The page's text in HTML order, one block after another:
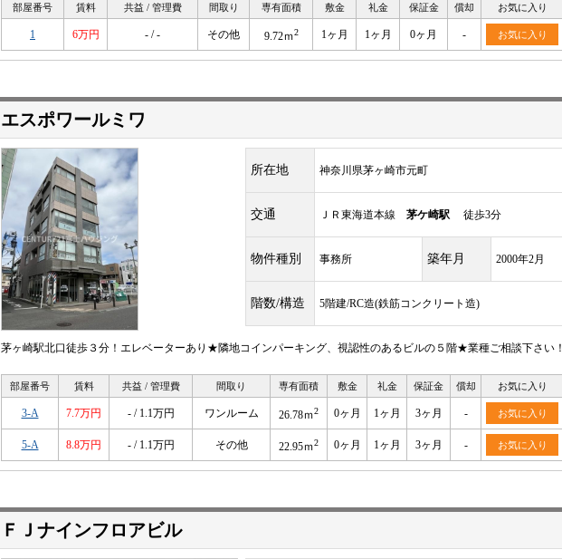
部屋番号 賃料 共益 / 管理費 間取り 専有面積 敷金 礼金 保証金 償却 お気に入り
1 6万円 - / - その他 9.72ｍ2 1ヶ月 1ヶ月 0ヶ月 - お気に入り
エスポワールミワ
所在地 神奈川県茅ヶ崎市元町
交通 ＪＲ東海道本線 茅ケ崎駅 徒歩3分
物件種別 事務所 築年月 2000年2月
階数/構造 5階建/RC造(鉄筋コンクリート造)
茅ヶ崎駅北口徒歩３分！エレベーターあり★隣地コインパーキング、視認性のあるビルの５階★業種ご相談下さい！
部屋番号 賃料 共益 / 管理費 間取り 専有面積 敷金 礼金 保証金 償却 お気に入り
3-A 7.7万円 - / 1.1万円 ワンルーム 26.78ｍ2 0ヶ月 1ヶ月 3ヶ月 - お気に入り
5-A 8.8万円 - / 1.1万円 その他 22.95ｍ2 0ヶ月 1ヶ月 3ヶ月 - お気に入り
ＦＪナインフロアビル